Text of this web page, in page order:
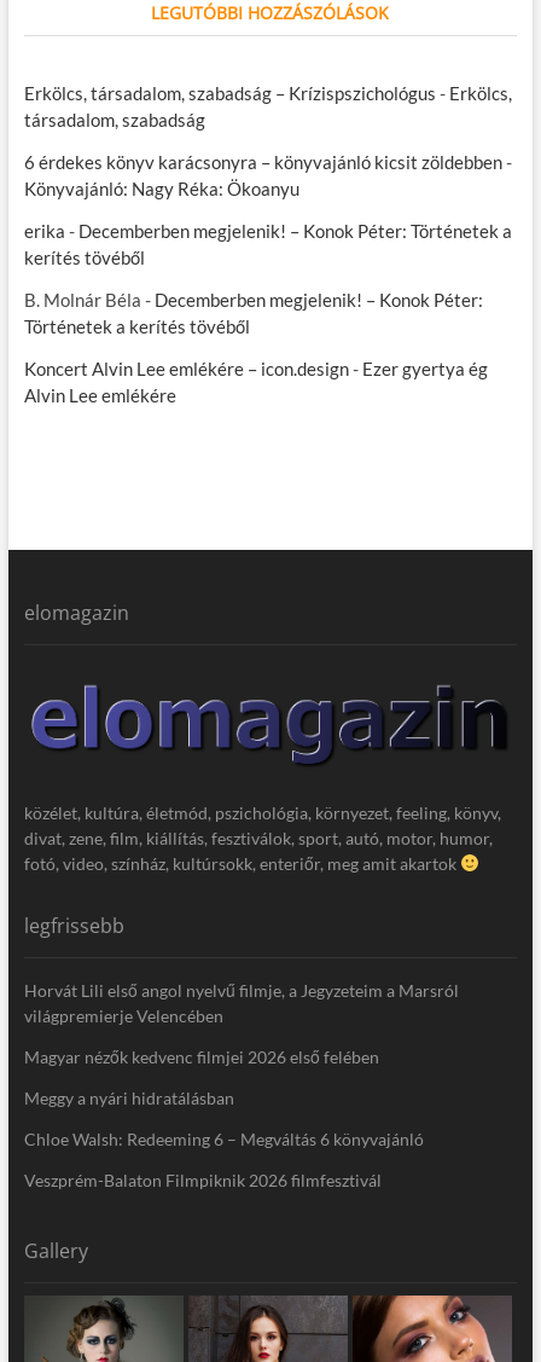
LEGUTÓBBI HOZZÁSZÓLÁSOK
Erkölcs, társadalom, szabadság – Krízispszichológus - Erkölcs,
társadalom, szabadság
6 érdekes könyv karácsonyra – könyvajánló kicsit zöldebben-
Könyvajánló: Nagy Réka: Ökoanyu
erika - Decemberben megjelenik! – Konok Péter: Történetek a
kerítés tövéből
B. Molnár Béla - Decemberben megjelenik! – Konok Péter:
Történetek a kerítés tövéből
Koncert Alvin Lee emlékére – icon.design- Ezer gyertya ég
Alvin Lee emlékére
elomagazin
közélet, kultúra, életmód, pszichológia, környezet, feeling, könyv,
divat, zene, film, kiállítás, fesztiválok, sport, autó, motor, humor,
fotó, video, színház, kultúrsokk, enteriőr, meg amit akartok
legfrissebb
Horvát Lili első angol nyelvű filmje, a Jegyzeteim a Marsról
világpremierje Velencében
Magyar nézők kedvenc filmjei 2026 első felében
Meggy a nyári hidratálásban
Chloe Walsh: Redeeming 6 – Megváltás 6 könyvajánló
Veszprém-Balaton Filmpiknik 2026 filmfesztivál
Gallery